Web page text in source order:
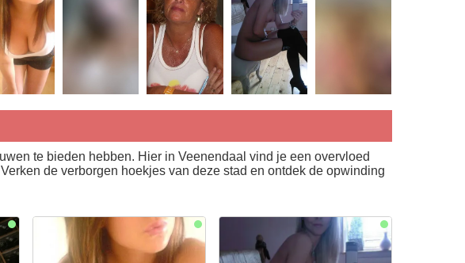
te bieden hebben. Hier in Veenendaal vind je een overvloed
de verborgen hoekjes van deze stad en ontdek de opwinding